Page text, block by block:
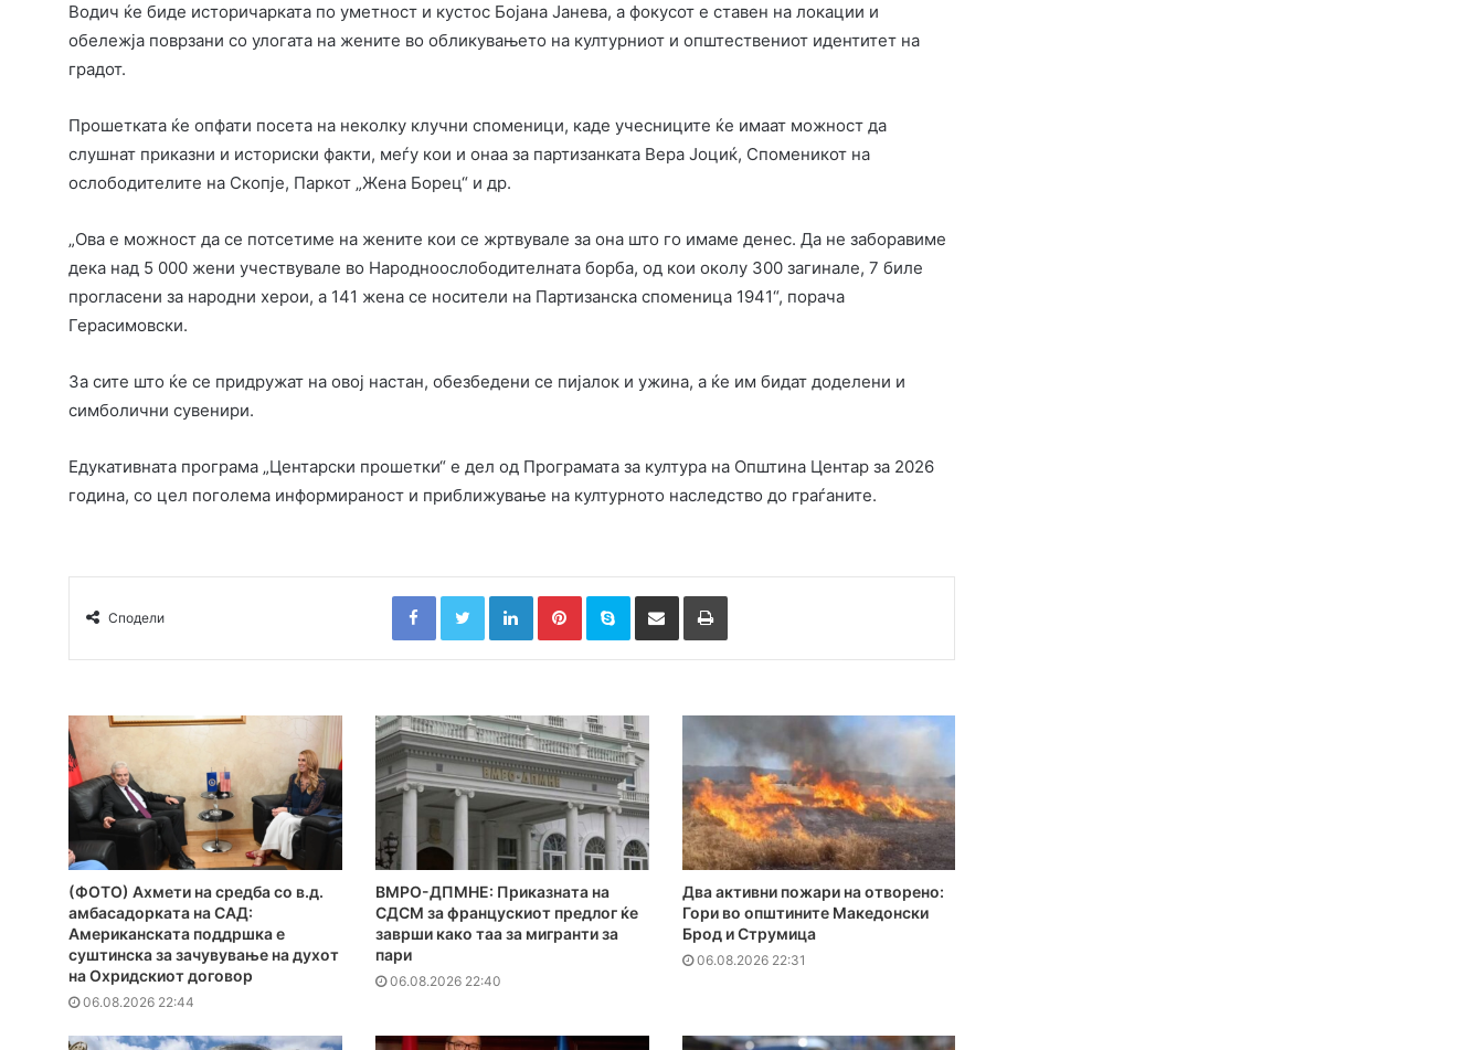
Водич ќе биде историчарката по уметност и кустос Бојана Јанева, а фокусот е ставен на локации и
обележја поврзани со улогата на жените во обликувањето на културниот и општествениот идентитет на
градот.
Прошетката ќе опфати посета на неколку клучни споменици, каде учесниците ќе имаат можност да
слушнат приказни и историски факти, меѓу кои и онаа за партизанката Вера Јоциќ, Споменикот на
ослободителите на Скопје, Паркот „Жена Борец“ и др.
„Ова е можност да се потсетиме на жените кои се жртвувале за она што го имаме денес. Да не заборавиме
дека над 5 000 жени учествувале во Народноослободителната борба, од кои околу 300 загинале, 7 биле
прогласени за народни херои, а 141 жена се носители на Партизанска споменица 1941“, порача
Герасимовски.
За сите што ќе се придружат на овој настан, обезбедени се пијалок и ужина, а ќе им бидат доделени и
симболични сувенири.
Едукативната програма „Центарски прошетки“ е дел од Програмата за култура на Општина Центар за 2026
година, со цел поголема информираност и приближување на културното наследство до граѓаните.
Сподели
FacebookTwitterLinkedInPinterestSkype Сподели преку Е-маил Испринтај
(ФОТО) Ахмети на средба со в.д.
амбасадорката на САД:
Американската поддршка е
суштинска за зачувување на духот
на Охридскиот договор
06.08.2026 22:44
ВМРО-ДПМНЕ: Приказната на
СДСМ за францускиот предлог ќе
заврши како таа за мигранти за
пари
06.08.2026 22:40
Два активни пожари на отворено:
Гори во општините Македонски
Брод и Струмица
06.08.2026 22:31